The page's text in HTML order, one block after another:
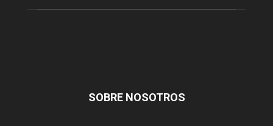
SOBRE NOSOTROS